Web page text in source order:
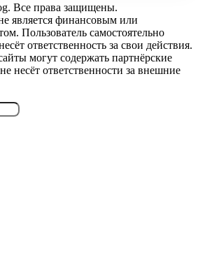
Все права защищены.
является финансовым или
Пользователь самостоятельно
ответственность за свои действия.
могут содержать партнёрские
несёт ответственности за внешние